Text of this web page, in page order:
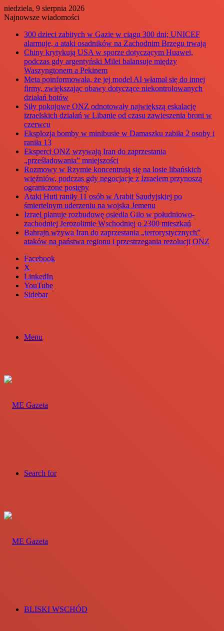
niedziela, 9 sierpnia 2026
Najnowsze wiadomości
300 dzieci zabitych w Gazie w ciągu 300 dni; UNICEF
alarmuje, a ataki osadników na Zachodnim Brzegu trwają
Chiny krytykują USA w sporze dotyczącym Huawei,
podczas gdy argentyński Milei balansuje między
Waszyngtonem a Pekinem
Meta poinformowała, że jej model AI włamał się do innej
firmy, zwiększając obawy dotyczące niekontrolowanych
działań botów
Siły pokojowe ONZ odnotowały największą eskalację
izraelskich działań w Libanie od czasu zawieszenia broni w
czerwcu
Eksplozja bomby w minibusie w Damaszku zabiła 2 osoby i
raniła 13
Eksperci ONZ wzywają Iran do zaprzestania
„prześladowania” mniejszości
Rozmowy w Rzymie koncentrują się na losie libańskich
więźniów, podczas gdy negocjacje z Izraelem przynoszą
ograniczone postępy
Ataki Huti raniły 11 osób w Arabii Saudyjskiej po
śmiertelnym uderzeniu na wojska Jemenu
Izrael planuje rozbudowę osiedla Gilo w południowo-
zachodniej Jerozolimie Wschodniej o 2300 mieszkań
Bahrajn wzywa Iran do zaprzestania „terrorystycznych”
ataków na państwa regionu i przestrzegania rezolucji ONZ
Facebook
X
LinkedIn
YouTube
Sidebar
Menu
Search for
BLISKI WSCHÓD